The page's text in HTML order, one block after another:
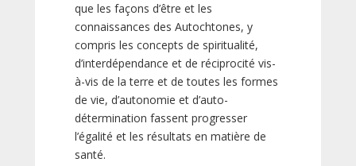
que les façons d’être et les
connaissances des Autochtones, y
compris les concepts de spiritualité,
d’interdépendance et de réciprocité vis-
à-vis de la terre et de toutes les formes
de vie, d’autonomie et d’auto-
détermination fassent progresser
l’égalité et les résultats en matière de
santé.